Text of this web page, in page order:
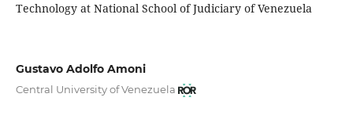
Technology at National School of Judiciary of Venezuela
Gustavo Adolfo Amoni
Central University of Venezuela